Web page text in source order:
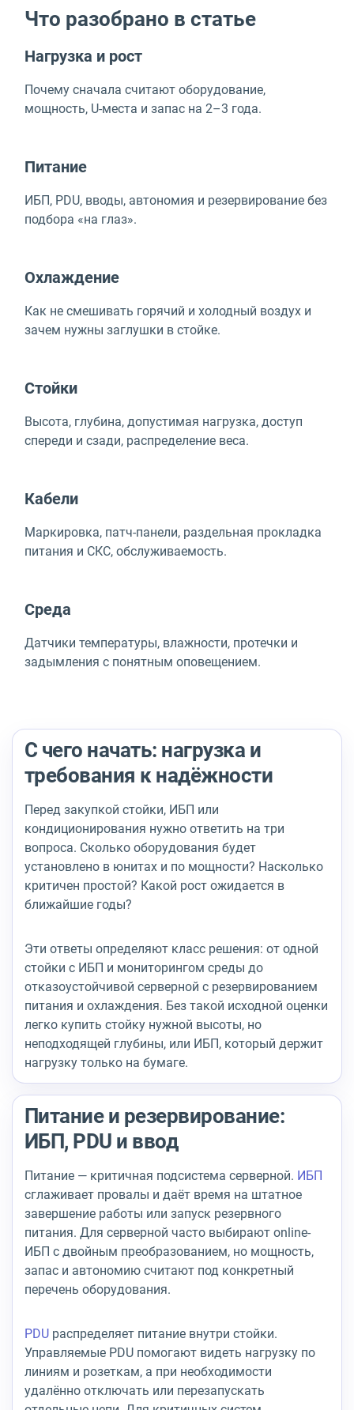
Что разобрано в статье
Нагрузка и рост
Почему сначала считают оборудование,
мощность, U-места и запас на 2–3 года.
Питание
ИБП, PDU, вводы, автономия и резервирование без
подбора «на глаз».
Охлаждение
Как не смешивать горячий и холодный воздух и
зачем нужны заглушки в стойке.
Стойки
Высота, глубина, допустимая нагрузка, доступ
спереди и сзади, распределение веса.
Кабели
Маркировка, патч-панели, раздельная прокладка
питания и СКС, обслуживаемость.
Среда
Датчики температуры, влажности, протечки и
задымления с понятным оповещением.
С чего начать: нагрузка и
требования к надёжности
Перед закупкой стойки, ИБП или
кондиционирования нужно ответить на три
вопроса. Сколько оборудования будет
установлено в юнитах и по мощности? Насколько
критичен простой? Какой рост ожидается в
ближайшие годы?
Эти ответы определяют класс решения: от одной
стойки с ИБП и мониторингом среды до
отказоустойчивой серверной с резервированием
питания и охлаждения. Без такой исходной оценки
легко купить стойку нужной высоты, но
неподходящей глубины, или ИБП, который держит
нагрузку только на бумаге.
Питание и резервирование:
ИБП, PDU и ввод
Питание — критичная подсистема серверной. ИБП
сглаживает провалы и даёт время на штатное
завершение работы или запуск резервного
питания. Для серверной часто выбирают online-
ИБП с двойным преобразованием, но мощность,
запас и автономию считают под конкретный
перечень оборудования.
PDU распределяет питание внутри стойки.
Управляемые PDU помогают видеть нагрузку по
линиям и розеткам, а при необходимости
удалённо отключать или перезапускать